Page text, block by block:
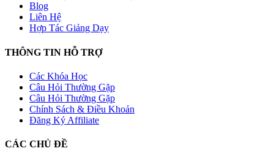
Blog
Liên Hệ
Hợp Tác Giảng Dạy
THÔNG TIN HỖ TRỢ
Các Khóa Học
Câu Hỏi Thường Gặp
Câu Hỏi Thường Gặp
Chính Sách & Điều Khoản
Đăng Ký Affiliate
CÁC CHỦ ĐỀ